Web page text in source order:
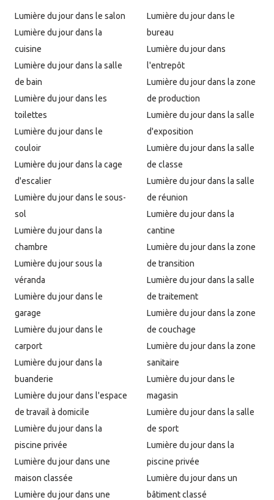
Lumière du jour dans le salon
Lumière du jour dans la
cuisine
Lumière du jour dans la salle
de bain
Lumière du jour dans les
toilettes
Lumière du jour dans le
couloir
Lumière du jour dans la cage
d'escalier
Lumière du jour dans le sous-
sol
Lumière du jour dans la
chambre
Lumière du jour sous la
véranda
Lumière du jour dans le
garage
Lumière du jour dans le
carport
Lumière du jour dans la
buanderie
Lumière du jour dans l'espace
de travail à domicile
Lumière du jour dans la
piscine privée
Lumière du jour dans une
maison classée
Lumière du jour dans une
Lumière du jour dans le
bureau
Lumière du jour dans
l'entrepôt
Lumière du jour dans la zone
de production
Lumière du jour dans la salle
d'exposition
Lumière du jour dans la salle
de classe
Lumière du jour dans la salle
de réunion
Lumière du jour dans la
cantine
Lumière du jour dans la zone
de transition
Lumière du jour dans la salle
de traitement
Lumière du jour dans la zone
de couchage
Lumière du jour dans la zone
sanitaire
Lumière du jour dans le
magasin
Lumière du jour dans la salle
de sport
Lumière du jour dans la
piscine privée
Lumière du jour dans un
bâtiment classé